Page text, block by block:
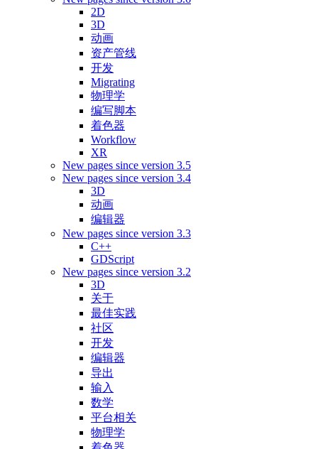
2D
3D
动画
资产管线
开发
Migrating
物理学
编写脚本
着色器
Workflow
XR
New pages since version 3.5
New pages since version 3.4
3D
动画
编辑器
New pages since version 3.3
C++
GDScript
New pages since version 3.2
3D
关于
最佳实践
社区
开发
编辑器
导出
输入
数学
平台相关
物理学